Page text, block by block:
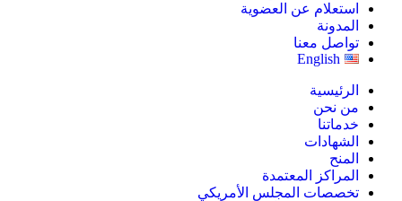
استعلام عن العضوية
المدونة
تواصل معنا
English
الرئيسية
من نحن
خدماتنا
الشهادات
المنح
المراكز المعتمدة
تخصصات المجلس الأمريكي